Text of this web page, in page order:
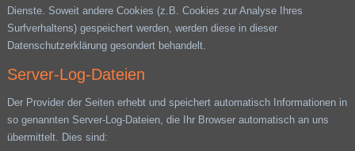
Dienste. Soweit andere Cookies (z.B. Cookies zur Analyse Ihres
Surfverhaltens) gespeichert werden, werden diese in dieser
Datenschutzerklärung gesondert behandelt.
Server-Log-Dateien
Der Provider der Seiten erhebt und speichert automatisch Informationen in
so genannten Server-Log-Dateien, die Ihr Browser automatisch an uns
übermittelt. Dies sind: